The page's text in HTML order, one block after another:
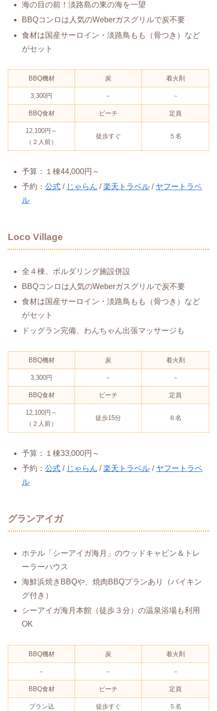
海の目の前！淡路島の東の海を一望
BBQコンロは人気のWeberガスグリルで炭不要
食材は国産サーロイン・淡路鳥もも（骨つき）など
がセット
BBQ機材 炭 着火剤
3,300円 － －
BBQ食材 ビーチ 定員
12,100円～
（２人前）
徒歩すぐ ５名
予算：１棟44,000円～
予約：公式 / じゃらん /楽天トラベル / ヤフートラベ
ル
Loco Village
全４棟、ボルダリング施設併設
BBQコンロは人気のWeberガスグリルで炭不要
食材は国産サーロイン・淡路鳥もも（骨つき）など
がセット
ドッグラン完備、わんちゃん出張マッサージも
BBQ機材 炭 着火剤
3,300円 － －
BBQ食材 ビーチ 定員
12,100円～
（２人前）
徒歩15分 ６名
予算：１棟33,000円～
予約：公式 / じゃらん /楽天トラベル / ヤフートラベ
ル
グランアイガ
ホテル「シーアイガ海月」のウッドキャビン＆トレ
ーラーハウス
海鮮浜焼きBBQや、焼肉BBQプランあり（バイキン
グ付き）
シーアイガ海月本館（徒歩３分）の温泉浴場も利用
OK
BBQ機材 炭 着火剤
－ － －
BBQ食材 ビーチ 定員
プラン込 徒歩すぐ ５名